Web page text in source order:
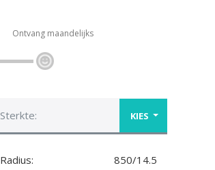
Ontvang maandelijks
Sterkte: KIES
Radius: 850/14.5